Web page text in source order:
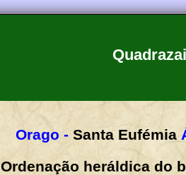
Orago - Santa Eufémia
Ordenação heráldica do